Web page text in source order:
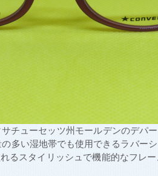
チューセッツ州モールデンのデパ
多い湿地帯でも使用できるラバー
るスタイリッシュで機能的なフレ